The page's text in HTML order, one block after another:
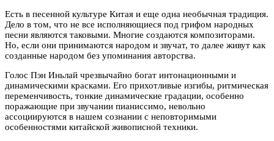
Есть в песенной культуре Китая и еще одна необычная традиция.
Дело в том, что не все исполняющиеся под грифом народных
песни являются таковыми. Многие создаются композиторами.
Но, если они принимаются народом и звучат, то далее живут как
созданные народом без упоминания авторства.
Голос Пэн Иньлай чрезвычайно богат интонационными и
динамическими красками. Его прихотливые изгибы, ритмическая
переменчивость, тонкие динамические градации, особенно
поражающие при звучании пианиссимо, невольно
ассоциируются в нашем сознании с неповторимыми
особенностями китайской живописной техники.